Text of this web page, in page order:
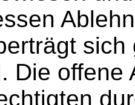
Die offene